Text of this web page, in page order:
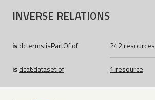
INVERSE RELATIONS
isdcterms:isPartOfof 242 resources
isdcat:datasetof 1 resource